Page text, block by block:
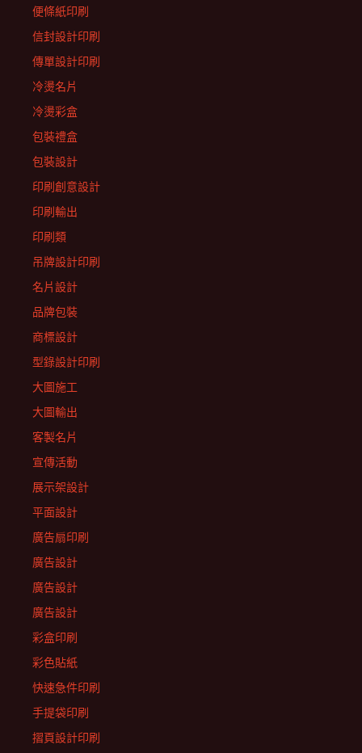
便條紙印刷
信封設計印刷
傳單設計印刷
冷燙名片
冷燙彩盒
包裝禮盒
包裝設計
印刷創意設計
印刷輸出
印刷類
吊牌設計印刷
名片設計
品牌包裝
商標設計
型錄設計印刷
大圖施工
大圖輸出
客製名片
宣傳活動
展示架設計
平面設計
廣告扇印刷
廣告設計
廣告設計
廣告設計
彩盒印刷
彩色貼紙
快速急件印刷
手提袋印刷
摺頁設計印刷